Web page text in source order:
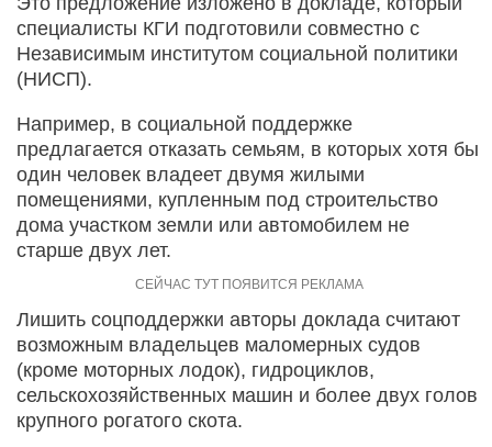
специалисты КГИ подготовили совместно с
Независимым институтом социальной политики
(НИСП).
Например, в социальной поддержке
предлагается отказать семьям, в которых хотя бы
один человек владеет двумя жилыми
помещениями, купленным под строительство
дома участком земли или автомобилем не
старше двух лет.
Лишить соцподдержки авторы доклада считают
возможным владельцев маломерных судов
(кроме моторных лодок), гидроциклов,
сельскохозяйственных машин и более двух голов
крупного рогатого скота.